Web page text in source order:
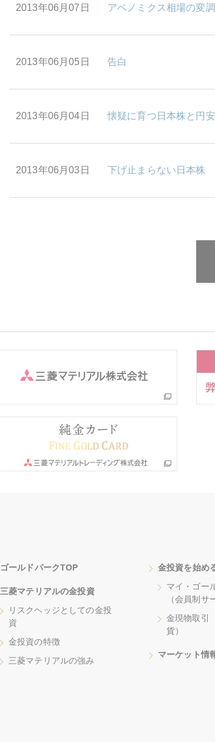
2013年06月07日 アベノミクス相場の変
2013年06月05日 告白
2013年06月04日 懐疑に育つ日本株と円
2013年06月03日 下げ止まらない日本株
ゴールドパークTOP
三菱マテリアルの金投資
リスクヘッジとしての金投
資
金投資の特徴
三菱マテリアルの強み
金投資を始め
マイ・ゴー
（会員制サ
金現物取引
貨）
マーケット情